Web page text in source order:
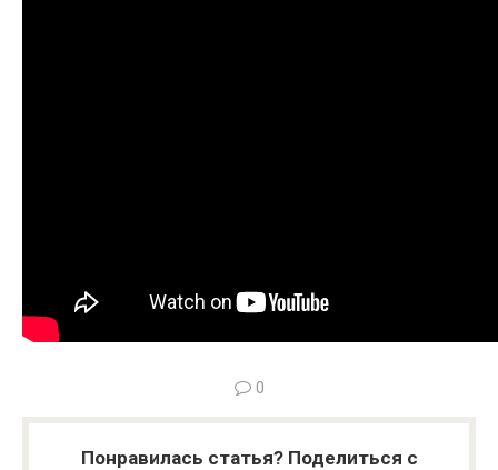
0
Понравилась статья? Поделиться с